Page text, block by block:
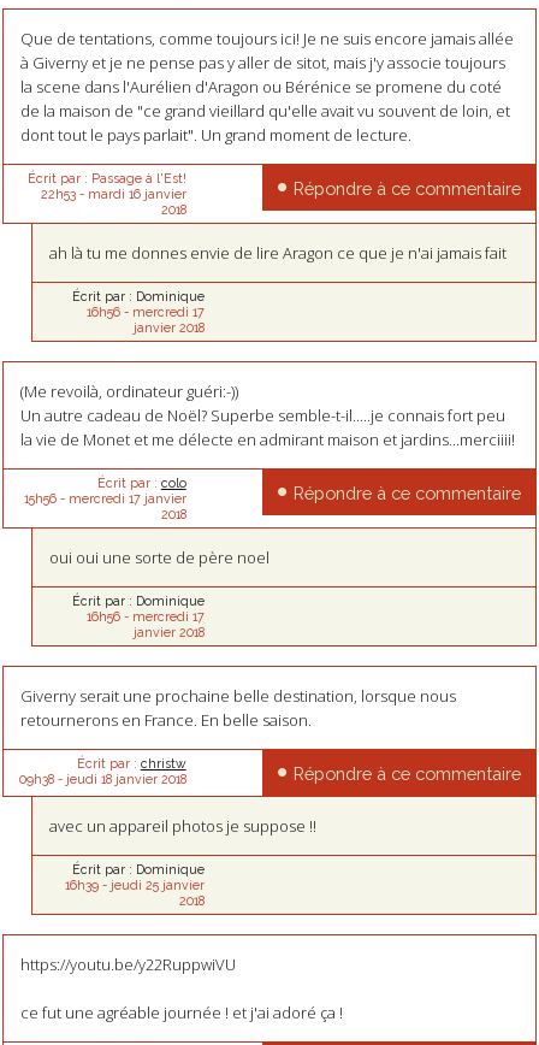
Que de tentations, comme toujours ici! Je ne suis encore jamais allée
à Giverny et je ne pense pas y aller de sitot, mais j'y associe toujours
la scene dans l'Aurélien d'Aragon ou Bérénice se promene du coté
de la maison de "ce grand vieillard qu'elle avait vu souvent de loin, et
dont tout le pays parlait". Un grand moment de lecture.
Écrit par : Passage à l'Est!
22h53- mardi 16 janvier
2018
Répondre à ce commentaire
ah là tu me donnes envie de lire Aragon ce que je n'ai jamais fait
Écrit par : Dominique
16h56- mercredi 17
janvier 2018
(Me revoilà, ordinateur guéri:-))
Un autre cadeau de Noël? Superbe semble-t-il.....je connais fort peu
la vie de Monet et me délecte en admirant maison et jardins...merciiii!
Écrit par : colo
15h56- mercredi 17 janvier
2018
Répondre à ce commentaire
oui oui une sorte de père noel
Écrit par : Dominique
16h56- mercredi 17
janvier 2018
Giverny serait une prochaine belle destination, lorsque nous
retournerons en France. En belle saison.
Écrit par : christw
09h38- jeudi 18 janvier 2018 Répondre à ce commentaire
avec un appareil photos je suppose !!
Écrit par : Dominique
16h39- jeudi 25 janvier
2018
https://youtu.be/y22RuppwiVU
ce fut une agréable journée ! et j'ai adoré ça !